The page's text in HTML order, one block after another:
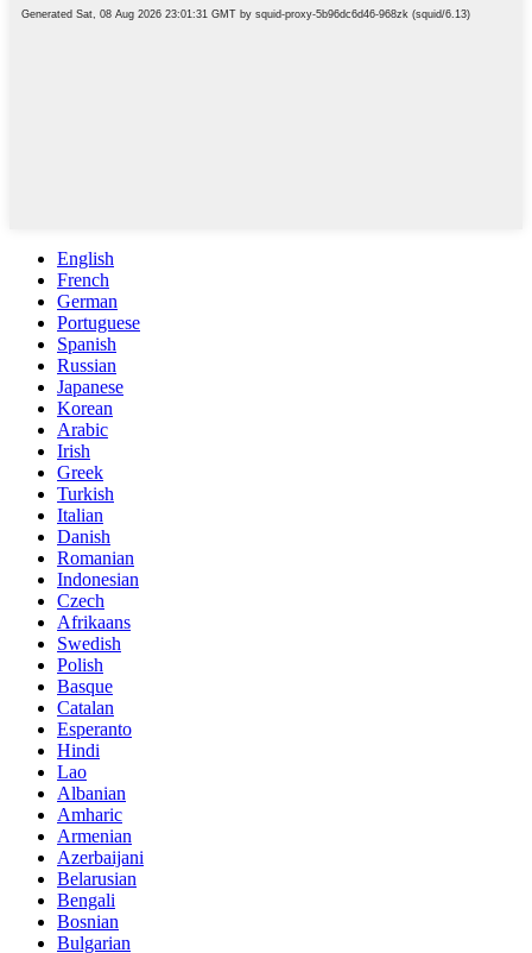
English
French
German
Portuguese
Spanish
Russian
Japanese
Korean
Arabic
Irish
Greek
Turkish
Italian
Danish
Romanian
Indonesian
Czech
Afrikaans
Swedish
Polish
Basque
Catalan
Esperanto
Hindi
Lao
Albanian
Amharic
Armenian
Azerbaijani
Belarusian
Bengali
Bosnian
Bulgarian